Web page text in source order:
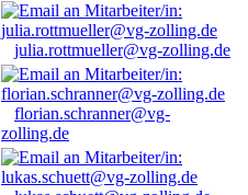
julia.rottmueller@vg-zolling.de
florian.schranner@vg-
zolling.de